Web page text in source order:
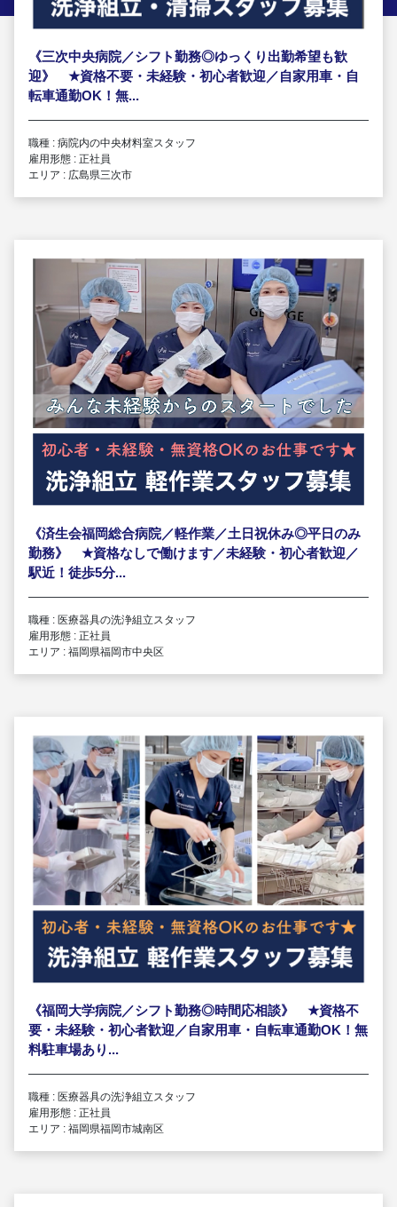
《三次中央病院／シフト勤務◎ゆっくり出勤希望も歓
迎》 ★資格不要・未経験・初心者歓迎／自家用車・自
転車通勤OK！無...
職種 : 病院内の中央材料室スタッフ
雇用形態 : 正社員
エリア : 広島県三次市
《済生会福岡総合病院／軽作業／土日祝休み◎平日のみ
勤務》 ★資格なしで働けます／未経験・初心者歓迎／
駅近！徒歩5分...
職種 : 医療器具の洗浄組立スタッフ
雇用形態 : 正社員
エリア : 福岡県福岡市中央区
《福岡大学病院／シフト勤務◎時間応相談》 ★資格不
要・未経験・初心者歓迎／自家用車・自転車通勤OK！無
料駐車場あり...
職種 : 医療器具の洗浄組立スタッフ
雇用形態 : 正社員
エリア : 福岡県福岡市城南区